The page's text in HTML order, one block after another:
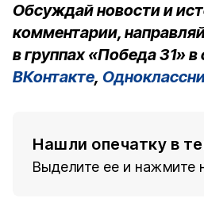
Обсуждай новости и
комментарии,
в группах «Победа 31» в
ВКонтакте,
Нашли опечатку в
Выделите ее и нажмите